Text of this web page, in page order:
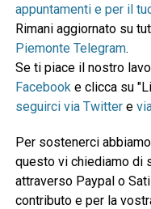
appuntamenti e per il
Rimani aggiornato su
Piemonte Telegram.
Se ti piace il nostro
Facebooke clicca su
seguirci via Twittere
Per sostenerci
questo vi chiediamo di
attraverso Paypal o
contributo e per la